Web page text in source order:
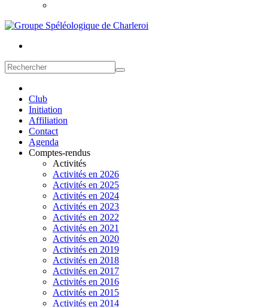
Club
Initiation
Affiliation
Contact
Agenda
Comptes-rendus
Activités
Activités en 2026
Activités en 2025
Activités en 2024
Activités en 2023
Activités en 2022
Activités en 2021
Activités en 2020
Activités en 2019
Activités en 2018
Activités en 2017
Activités en 2016
Activités en 2015
Activités en 2014